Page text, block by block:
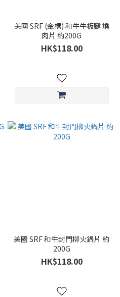
美國 SRF (金標) 和牛牛板腱 燒
肉片 約200G
HK$118.00
美國 SRF 和牛封門柳火鍋片 約
200G
HK$118.00